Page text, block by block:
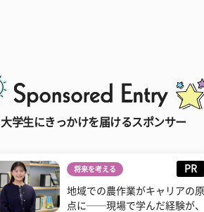
大学生にきっかけを届けるスポンサー
将来を考える PR
地域での農作業がキャリアの原
点に──現場で学んだ経験が、